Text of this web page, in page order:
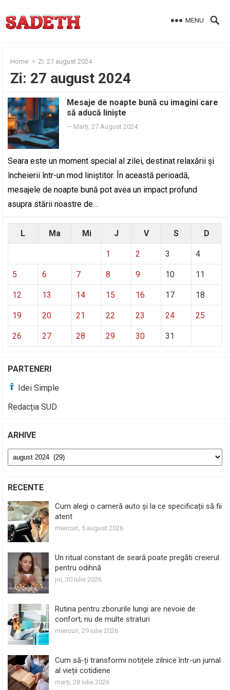
MENU
Home Zi:27 august 2024
Zi: 27 august 2024
Mesaje de noapte bună cu imagini care
să aducă liniște
— Marți, 27 August 2024
Seara este un moment special al zilei, destinat relaxării și
încheierii într-un mod liniștitor. În această perioadă,
mesajele de noapte bună pot avea un impact profund
asupra stării noastre de…
L Ma Mi J V S D
1 2 3 4
5 6 7 8 9 10 11
12 13 14 15 16 17 18
19 20 21 22 23 24 25
26 27 28 29 30 31
PARTENERI
Idei Simple
Redacția SUD
ARHIVE
Arhive
RECENTE
Cum alegi o cameră auto și la ce specificații să fii
atent
miercuri, 5 august 2026
Un ritual constant de seară poate pregăti creierul
pentru odihnă
joi, 30 iulie 2026
Rutina pentru zborurile lungi are nevoie de
confort, nu de multe straturi
miercuri, 29 iulie 2026
Cum să-ți transformi notițele zilnice într-un jurnal
al vieții cotidiene
marți, 28 iulie 2026